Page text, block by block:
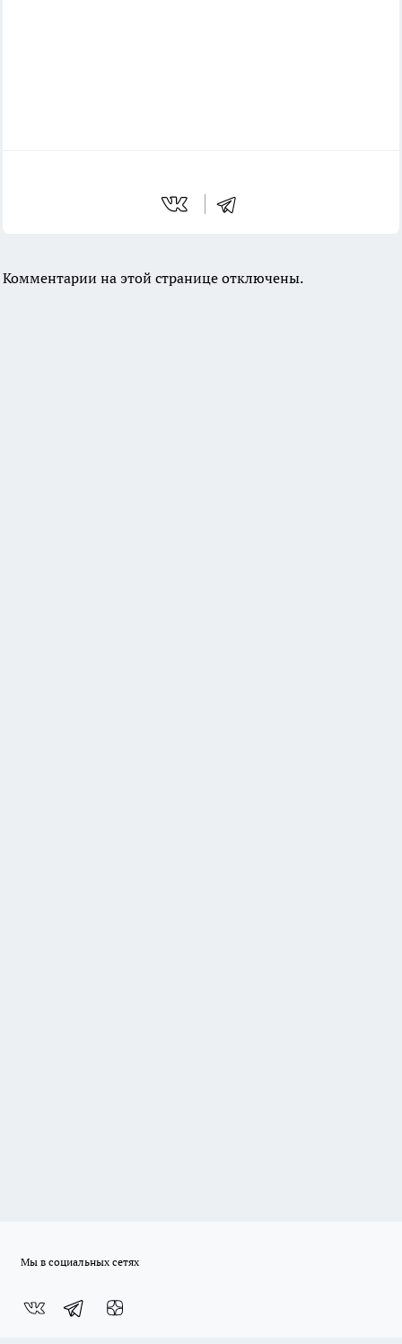
Комментарии на этой странице отключены.
Мы в социальных сетях